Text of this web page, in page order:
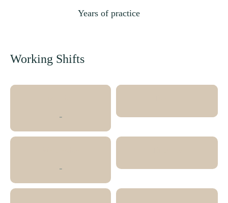
Years of practice
Working Shifts
-
-